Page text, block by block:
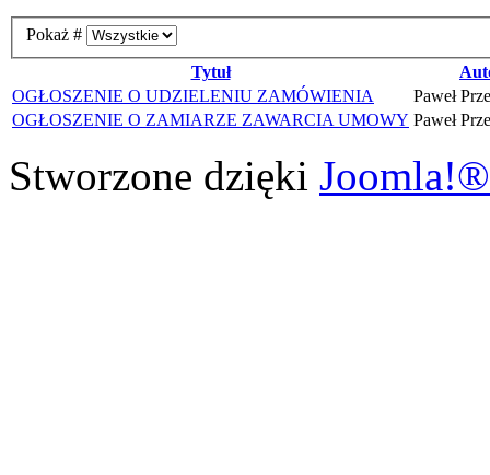
Pokaż #
Tytuł
OGŁOSZENIE O UDZIELENIU ZAMÓWIENIA
Paweł
OGŁOSZENIE O ZAMIARZE ZAWARCIA UMOWY Paweł
Stworzone dzięki Joomla!®